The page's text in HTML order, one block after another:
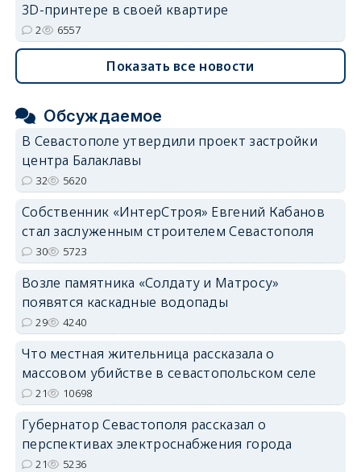
3D-принтере в своей квартире
2 6557
Показать все новости
Обсуждаемое
В Севастополе утвердили проект застройки
центра Балаклавы
32 5620
Собственник «ИнтерСтроя» Евгений Кабанов
стал заслуженным строителем Севастополя
30 5723
Возле памятника «Солдату и Матросу»
появятся каскадные водопады
29 4240
Что местная жительница рассказала о
массовом убийстве в севастопольском селе
21 10698
Губернатор Севастополя рассказал о
перспективах электроснабжения города
21 5236